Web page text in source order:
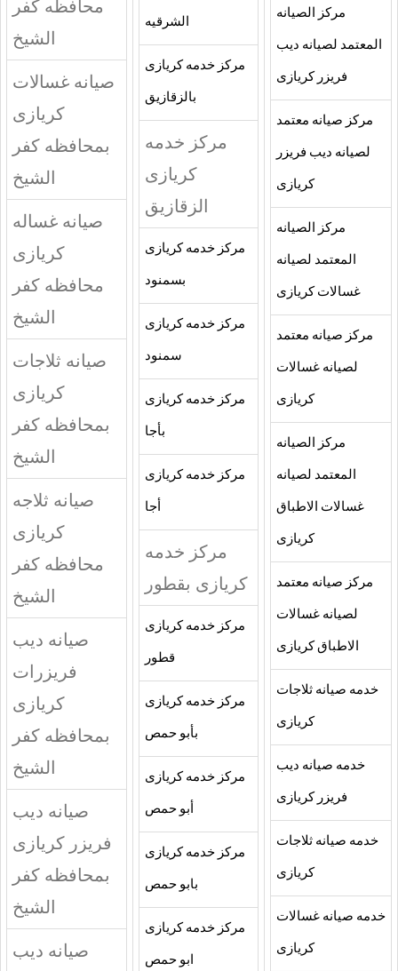
مركز الصيانه
المعتمد لصيانه ديب
فريزر كريازى
مركز صيانه معتمد
لصيانه ديب فريزر
كريازى
مركز الصيانه
المعتمد لصيانه
غسالات كريازى
مركز صيانه معتمد
لصيانه غسالات
كريازى
مركز الصيانه
المعتمد لصيانه
غسالات الاطباق
كريازى
مركز صيانه معتمد
لصيانه غسالات
الاطباق كريازى
خدمه صيانه ثلاجات
كريازى
خدمه صيانه ديب
فريزر كريازى
خدمه صيانه ثلاجات
كريازى
خدمه صيانه غسالات
كريازى
الشرقيه
مركز خدمه كريازى
بالزقازيق
مركز خدمه
كريازى
الزقازيق
مركز خدمه كريازى
بسمنود
مركز خدمه كريازى
سمنود
مركز خدمه كريازى
بأجا
مركز خدمه كريازى
أجا
مركز خدمه
كريازى بقطور
مركز خدمه كريازى
قطور
مركز خدمه كريازى
بأبو حمص
مركز خدمه كريازى
أبو حمص
مركز خدمه كريازى
بابو حمص
مركز خدمه كريازى
ابو حمص
محافظه كفر
الشيخ
صيانه غسالات
كريازى
بمحافظه كفر
الشيخ
صيانه غساله
كريازى
محافظه كفر
الشيخ
صيانه ثلاجات
كريازى
بمحافظه كفر
الشيخ
صيانه ثلاجه
كريازى
محافظه كفر
الشيخ
صيانه ديب
فريزرات
كريازى
بمحافظه كفر
الشيخ
صيانه ديب
فريزر كريازى
بمحافظه كفر
الشيخ
صيانه ديب